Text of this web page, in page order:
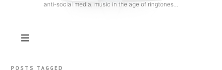
anti-social media, music in the age of ringtones…
POSTS TAGGED